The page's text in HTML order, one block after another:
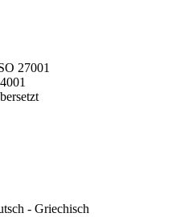
27001
- Griechisch